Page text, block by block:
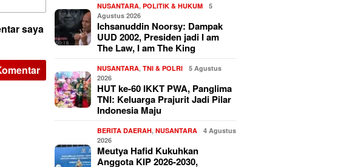
saya
NUSANTARA,POLITIK & HUKUM
5
Agustus 2026
Ichsanuddin Noorsy: Dampak
UUD 2002, Presiden jadi I am
The Law, I am The King
NUSANTARA,TNI & POLRI
5 Agustus
2026
HUT ke-60 IKKT PWA, Panglima
TNI: Keluarga Prajurit Jadi Pilar
Indonesia Maju
BERITA DAERAH,NUSANTARA
4 Agustus
2026
Meutya Hafid Kukuhkan
Anggota KIP 2026-2030,